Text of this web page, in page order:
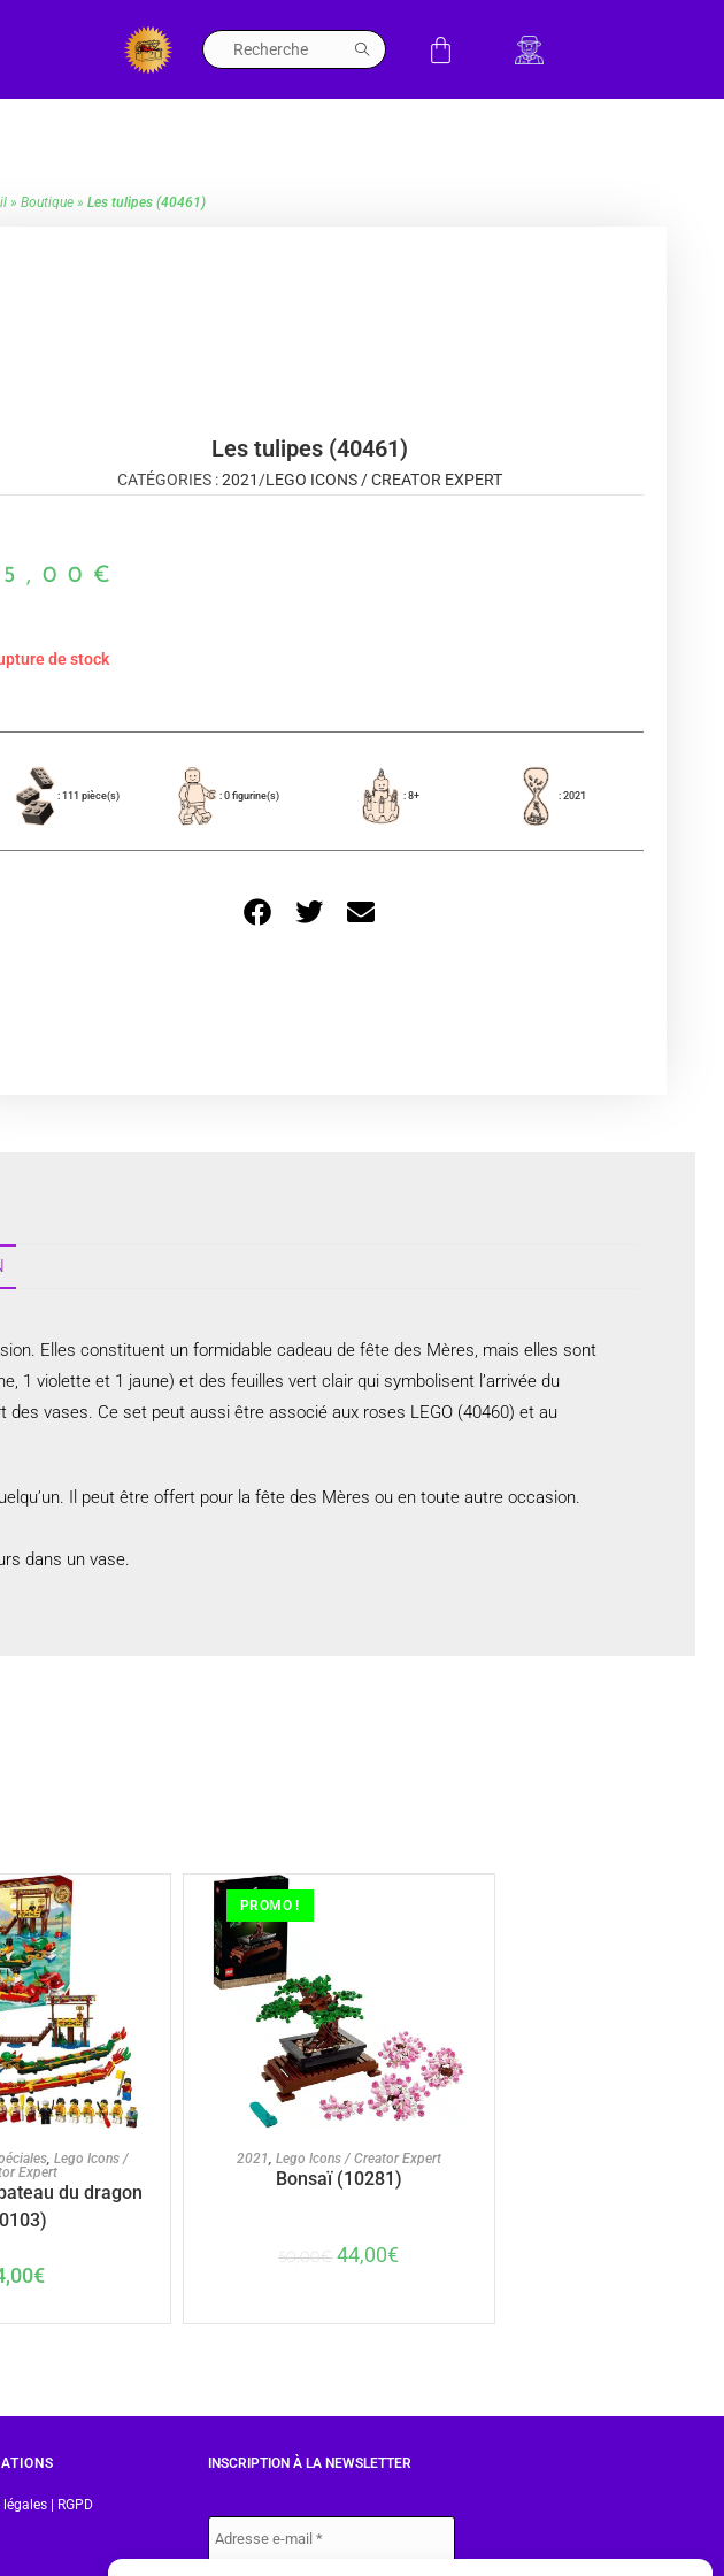
» Boutique » Les tulipes (40461)
Les tulipes (40461)
CATÉGORIES :2021 /LEGO ICONS / CREATOR EXPERT
€
de stock
: 111 pièce(s) : 0 figurine(s) : 8+ : 2021
Elles constituent un formidable cadeau de fête des Mères, mais elles sont
1 violette et 1 jaune) et des feuilles vert clair qui symbolisent l’arrivée du
vases. Ce set peut aussi être associé aux roses LEGO (40460) et au
Il peut être offert pour la fête des Mères ou en toute autre occasion.
dans un vase.
AU PANIER
,Lego Icons /
Expert
du dragon
€
PROMO !
AJOUTER AU PANIER
2021, Lego Icons / Creator Expert
Bonsaï (10281)
50,00€ 44,00€
| RGPD
INSCRIPTION À LA NEWSLETTER